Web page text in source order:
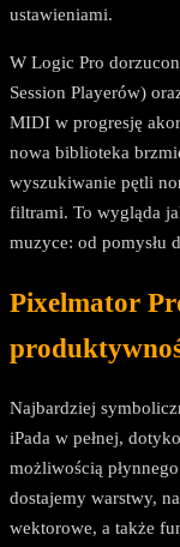
ustawieniami.
W Logic Pro
Session Playerów)
MIDI w progresję
nowa biblioteka
wyszukiwanie pętli
filtrami. To wygląda
muzyce: od pomysłu
Pixelmator
Najbardziej
iPada w pełnej,
możliwością
dostajemy warstwy,
wektorowe, a także